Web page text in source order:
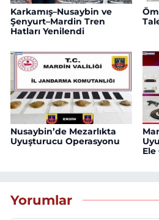
Karkamış–Nusaybin ve
Şenyurt–Mardin Tren
Hatları Yenilendi
Nusaybin’de Mezarlıkta
Uyuşturucu Operasyonu
Yorumlar